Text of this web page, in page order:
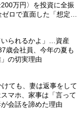
万円〉を投資に全振
ロで直面した「想定外
いられるかよ」…資産
歳会社員、今年の夏も
」の切実理由
ても、妻は返事をして
マホ、家事は「言って
会話を諦めた理由